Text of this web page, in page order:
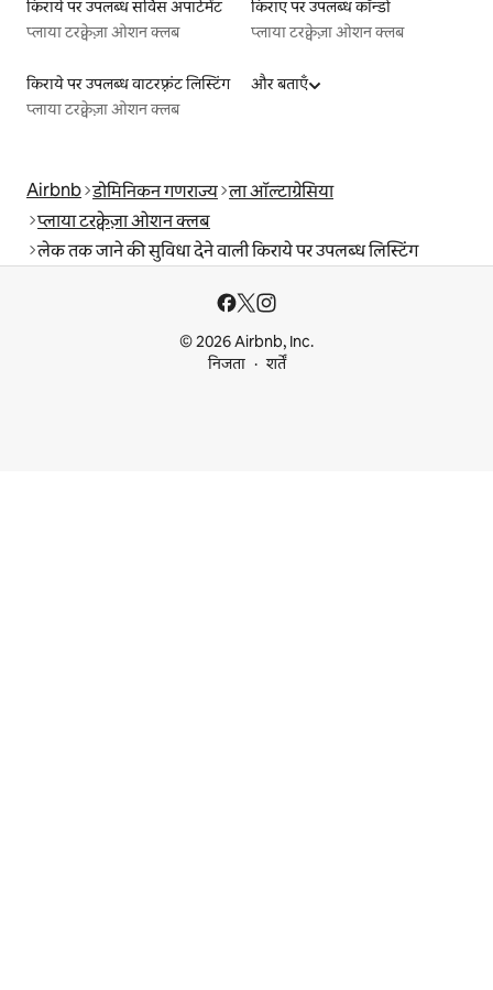
किराये पर उपलब्ध सर्विस अपार्टमेंट
प्लाया टरक्वेज़ा ओशन क्लब
किराए पर उपलब्ध कॉन्डो
प्लाया टरक्वेज़ा ओशन क्लब
किराये पर उपलब्ध वाटरफ़्रंट लिस्टिंग
प्लाया टरक्वेज़ा ओशन क्लब
और बताएँ
Airbnb डोमिनिकन गणराज्य ला ऑल्टाग्रेसिया
प्लाया टरक्वेज़ा ओशन क्लब
लेक तक जाने की सुविधा देने वाली किराये पर उपलब्ध लिस्टिंग
© 2026 Airbnb, Inc.
निजता
शर्तें